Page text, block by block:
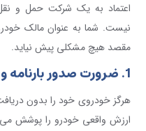
اعتماد به یک شرکت حمل و
نیست. شما به عنوان مالک
مقصد هیچ مشکلی پیش نیاید.
1. ضرورت صدور بارنامه و بیمه نامه رسمی
هرگز خودروی خود را بدون
ارزش واقعی خودرو را پوشش می